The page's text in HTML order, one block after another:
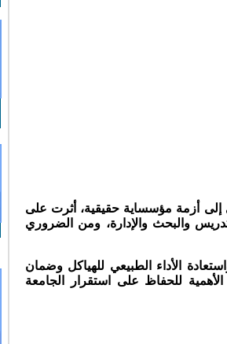
إلى أزمة مؤسساية حقيقية، أثرت على
والبحث والإدارة، ومن الضروري
الأداء الطبيعي للهياكل وضمان
للحفاظ على استقرار الجامعة